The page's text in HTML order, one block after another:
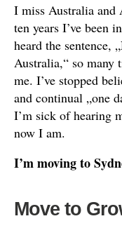
I miss Australia and
ten years I’ve been
heard the sentence,
Australia,“ so many
me. I’ve stopped
and continual „one
I’m sick of hearing
now I am.
I’m moving to
Move to